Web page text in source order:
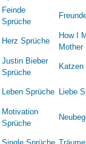
Feinde
Sprüche
Herz Sprüche
How I
Mother
Justin Bieber
Sprüche
Katzen
Leben Sprüche Liebe
Motivation
Sprüche